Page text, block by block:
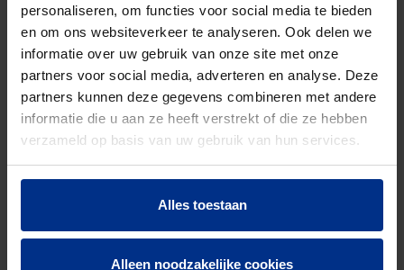
personaliseren, om functies voor social media te bieden
en om ons websiteverkeer te analyseren. Ook delen we
informatie over uw gebruik van onze site met onze
partners voor social media, adverteren en analyse. Deze
partners kunnen deze gegevens combineren met andere
informatie die u aan ze heeft verstrekt of die ze hebben
verzameld op basis van uw gebruik van hun services.
Alles toestaan
Alleen noodzakelijke cookies
Kleine ruimte? Moelijk toegankelijk? Geringe
vloerhoogte? Kort tegen de muur? Geen
probleem! Onze rubberen dichtingen zorgen
voor een perfecte afdichting van afgezaagde,
dunwandige afvoerbuizen.
meer info